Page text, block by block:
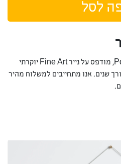
לסל
עיצוב מקורי ובלעדי ל-Pquick Art, מודפס על נייר Fine Art יוקרתי
שנים. אנו מתחייבים למשלוח מהיר